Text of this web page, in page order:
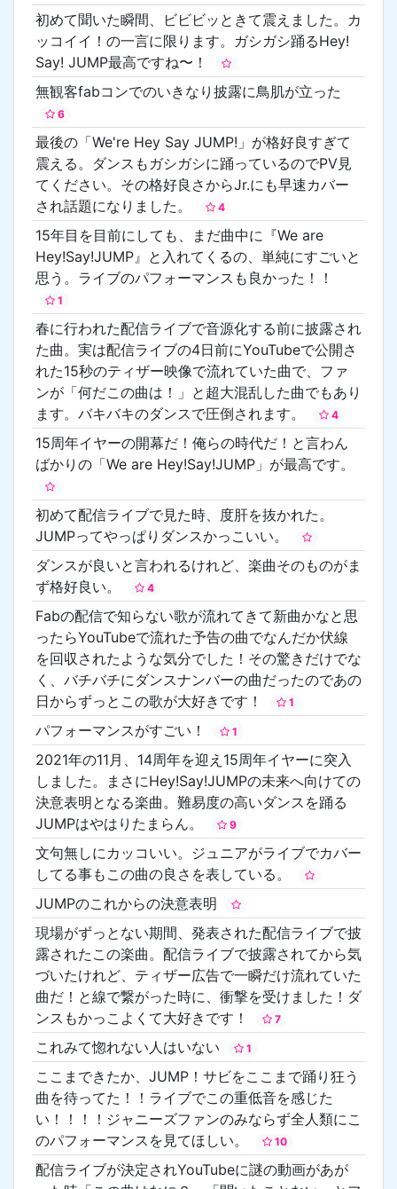
初めて聞いた瞬間、ビビビッときて震えました。カ
ッコイイ！の一言に限ります。ガシガシ踊るHey!
Say! JUMP最高ですね〜！
無観客fabコンでのいきなり披露に鳥肌が立った
6
最後の「We're Hey Say JUMP!」が格好良すぎて
震える。ダンスもガシガシに踊っているのでPV見
てください。その格好良さからJr.にも早速カバー
され話題になりました。
4
15年目を目前にしても、まだ曲中に『We are
Hey!Say!JUMP』と入れてくるの、単純にすごいと
思う。ライブのパフォーマンスも良かった！！
1
春に行われた配信ライブで音源化する前に披露され
た曲。実は配信ライブの4日前にYouTubeで公開さ
れた15秒のティザー映像で流れていた曲で、ファ
ンが「何だこの曲は！」と超大混乱した曲でもあり
ます。バキバキのダンスで圧倒されます。
4
15周年イヤーの開幕だ！俺らの時代だ！と言わん
ばかりの「We are Hey!Say!JUMP」が最高です。
初めて配信ライブで見た時、度肝を抜かれた。
JUMPってやっぱりダンスかっこいい。
ダンスが良いと言われるけれど、楽曲そのものがま
ず格好良い。
4
Fabの配信で知らない歌が流れてきて新曲かなと思
ったらYouTubeで流れた予告の曲でなんだか伏線
を回収されたような気分でした！その驚きだけでな
く、バチバチにダンスナンバーの曲だったのであの
日からずっとこの歌が大好きです！
1
パフォーマンスがすごい！ 1
2021年の11月、14周年を迎え15周年イヤーに突入
しました。まさにHey!Say!JUMPの未来へ向けての
決意表明となる楽曲。難易度の高いダンスを踊る
JUMPはやはりたまらん。
9
文句無しにカッコいい。ジュニアがライブでカバー
してる事もこの曲の良さを表している。
JUMPのこれからの決意表明
現場がずっとない期間、発表された配信ライブで披
露されたこの楽曲。配信ライブで披露されてから気
づいたけれど、ティザー広告で一瞬だけ流れていた
曲だ！と線で繋がった時に、衝撃を受けました！ダ
ンスもかっこよくて大好きです！
7
これみて惚れない人はいない 1
ここまできたか、JUMP！サビをここまで踊り狂う
曲を待ってた！！ライブでこの重低音を感じた
い！！！！ジャニーズファンのみならず全人類にこ
のパフォーマンスを見てほしい。
10
配信ライブが決定されYouTubeに謎の動画があが